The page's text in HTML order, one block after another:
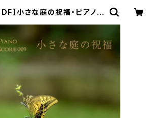
】小さな庭の祝福・ピアノソ
Score 009 | ピースフ
ジックショップ｜ヒーリング
ックCD・楽譜・演奏会チケッ
ト販売・楽曲制作